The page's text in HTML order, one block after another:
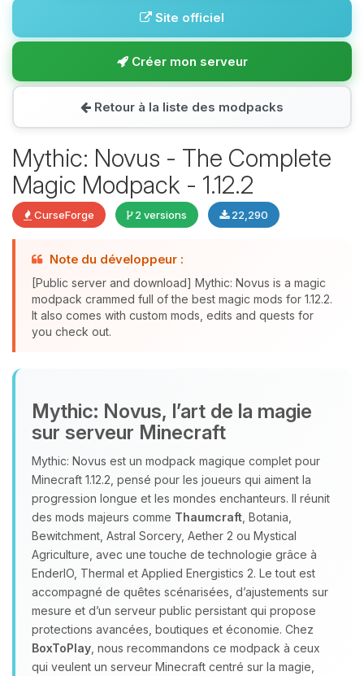
Site officiel
Créer mon serveur
Retour à la liste des modpacks
Mythic: Novus - The Complete
Magic Modpack - 1.12.2
CurseForge 2 versions 22,290
Note du développeur :
[Public server and download] Mythic: Novus is a magic
modpack crammed full of the best magic mods for 1.12.2.
It also comes with custom mods, edits and quests for
you check out.
Mythic: Novus, l’art de la magie
sur serveur Minecraft
Mythic: Novus est un modpack magique complet pour
Minecraft 1.12.2, pensé pour les joueurs qui aiment la
progression longue et les mondes enchanteurs. Il réunit
des mods majeurs comme Thaumcraft , Botania,
Bewitchment, Astral Sorcery, Aether 2 ou Mystical
Agriculture, avec une touche de technologie grâce à
EnderIO, Thermal et Applied Energistics 2. Le tout est
accompagné de quêtes scénarisées, d’ajustements sur
mesure et d’un serveur public persistant qui propose
protections avancées, boutiques et économie. Chez
BoxToPlay , nous recommandons ce modpack à ceux
qui veulent un serveur Minecraft centré sur la magie,
parler ! Moi c’est Choupy, ton petit
assistant BoxToPlay. Dis-moi ce dont
tu as besoin et je vais remuer mes
petits circuits pour t’aider.
06/08/2026 à 23:30